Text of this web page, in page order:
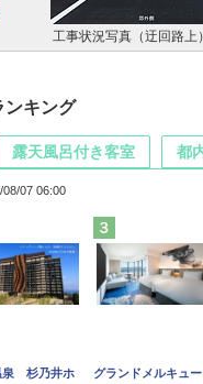
工事状況写真（迂回路上）
ンキング
07 06:00
泉 杉乃井ホ
グランドメルキュー
露天風呂付き客室 都